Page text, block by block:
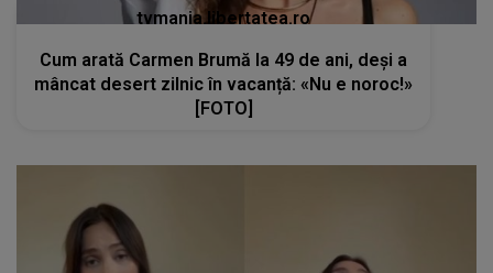
tvmania.libertatea.ro
Cum arată Carmen Brumă la 49 de ani, deși a
mâncat desert zilnic în vacanță: «Nu e noroc!»
[FOTO]